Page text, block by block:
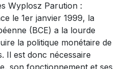
Wyplosz Parution :
le 1er janvier 1999, la
(BCE) a la lourde
la politique monétaire de
Il est donc nécessaire
son fonctionnement et ses